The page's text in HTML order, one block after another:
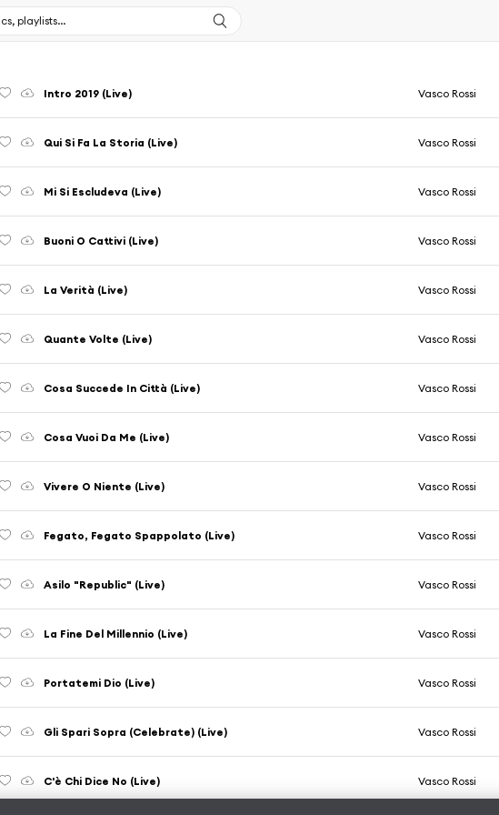
Intro 2019 (Live) Vasco Rossi
Qui Si Fa La Storia (Live) Vasco Rossi
Mi Si Escludeva (Live) Vasco Rossi
Buoni O Cattivi (Live) Vasco Rossi
La Verità (Live) Vasco Rossi
Quante Volte (Live) Vasco Rossi
Cosa Succede In Città (Live) Vasco Rossi
Cosa Vuoi Da Me (Live) Vasco Rossi
Vivere O Niente (Live) Vasco Rossi
Fegato, Fegato Spappolato (Live) Vasco Rossi
Asilo "Republic" (Live) Vasco Rossi
La Fine Del Millennio (Live) Vasco Rossi
Portatemi Dio (Live) Vasco Rossi
Gli Spari Sopra (Celebrate) (Live) Vasco Rossi
C'è Chi Dice No (Live) Vasco Rossi